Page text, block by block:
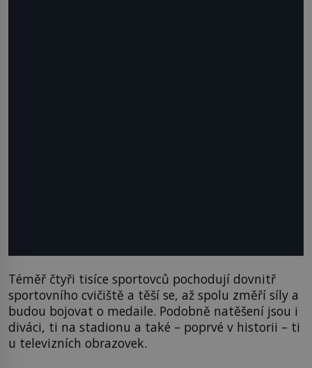
Téměř čtyři tisíce sportovců pochodují dovnitř
sportovního cvičiště a těší se, až spolu změří síly a
budou bojovat o medaile. Podobně natěšení jsou i
diváci, ti na stadionu a také – poprvé v historii – ti
u televizních obrazovek.